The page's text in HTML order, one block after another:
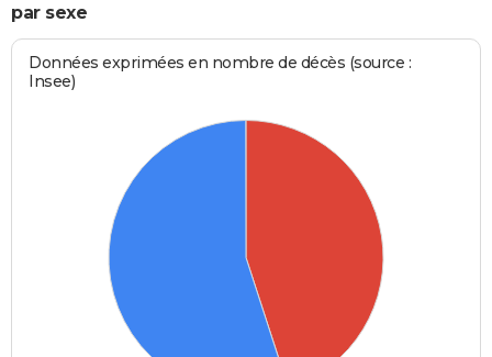
par sexe
Données exprimées en nombre de décès (source :
Insee)